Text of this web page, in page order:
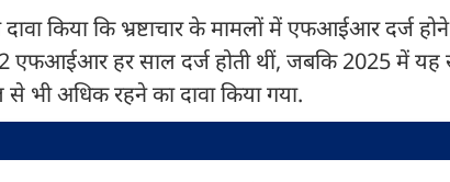
किया कि भ्रष्टाचार के मामलों में एफआईआर दर्ज
एफआईआर हर साल दर्ज होती थीं, जबकि 2025 में यह
भी अधिक रहने का दावा किया गया.